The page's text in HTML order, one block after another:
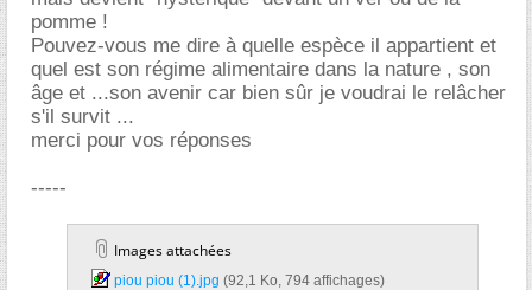
pomme !
Pouvez-vous me dire à quelle espèce il appartient et
quel est son régime alimentaire dans la nature , son
ge et ...son avenir car bien sûr je voudrai le relâcher
s'il survit ...
merci pour vos réponses
-----
Images attachées
piou piou (1).jpg‎ (92,1 Ko, 794 affichages)